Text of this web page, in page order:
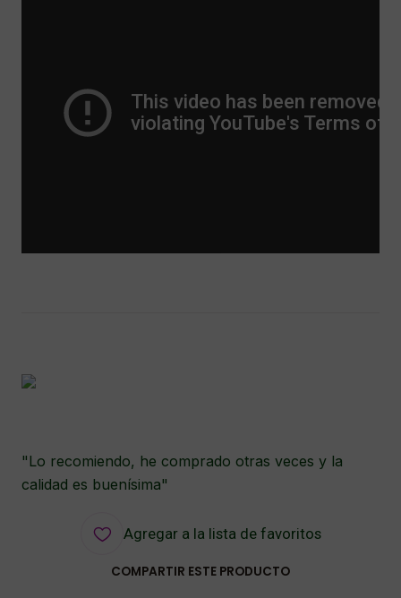
"Lo recomiendo, he comprado otras veces y la
calidad es buenísima"
Agregar a la lista de favoritos
COMPARTIR ESTE PRODUCTO